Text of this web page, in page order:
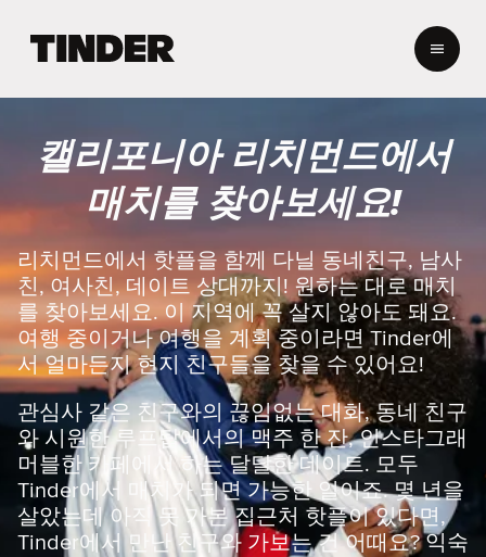
e
r
홈
캘리포니아 리치먼드에서
매치를 찾아보세요!
리치먼드에서 핫플을 함께 다닐 동네친구, 남사
친, 여사친, 데이트 상대까지! 원하는 대로 매치
를 찾아보세요. 이 지역에 꼭 살지 않아도 돼요.
여행 중이거나 여행을 계획 중이라면 Tinder에
서 얼마든지 현지 친구들을 찾을 수 있어요!
관심사 같은 친구와의 끊임없는 대화, 동네 친구
와 시원한 루프탑에서의 맥주 한 잔, 인스타그래
머블한 카페에서 하는 달달한 데이트. 모두
Tinder에서 매치가 되면 가능한 일이죠. 몇 년을
살았는데 아직 못 가본 집근처 핫플이 있다면,
Tinder에서 만난 친구와 가보는 건 어때요? 익숙